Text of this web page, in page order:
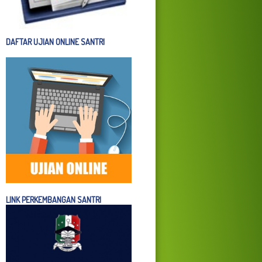
DAFTAR UJIAN ONLINE SANTRI
LINK PERKEMBANGAN SANTRI